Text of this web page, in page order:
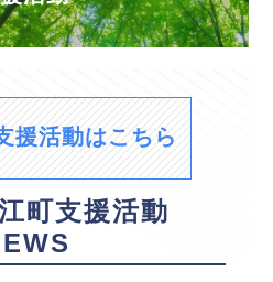
援活動はこちら
町支援活動